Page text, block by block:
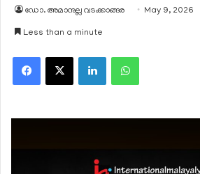
ഡോ. അമാനുല്ല വടക്കാങ്ങര May 9, 2026
Less than a minute
Facebook
X LinkedInWhatsApp